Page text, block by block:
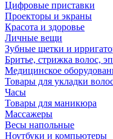
Цифровые приставки
Проекторы и экраны
Красота и здоровье
Личные вещи
Зубные щетки и
Бритье, стрижка волос,
Медицинское
Товары для укладки
Часы
Товары для маникюра
Массажеры
Весы напольные
Ноутбуки и компьютеры